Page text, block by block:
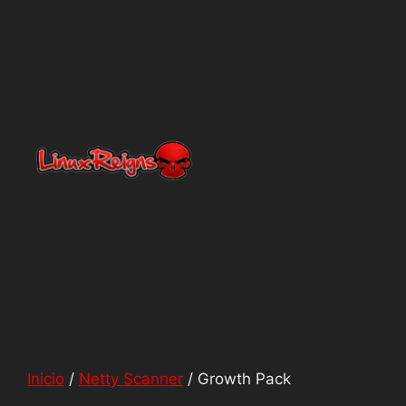
Inicio / Netty Scanner / Growth Pack
Netty
En línea